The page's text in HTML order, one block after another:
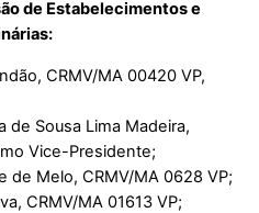
de Estabelecimentos e
CRMV/MA 00420 VP,
de Sousa Lima Madeira,
Vice-Presidente;
de Melo, CRMV/MA 0628 VP;
CRMV/MA 01613 VP;